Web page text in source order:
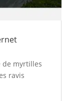
de myrtilles
ravis